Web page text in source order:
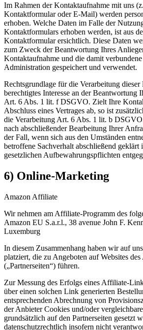
Im Rahmen der Kontaktaufnahme mit uns
Kontaktformular oder E-Mail) werden
erhoben. Welche Daten im Falle der
Kontaktformulars erhoben werden, ist aus
Kontaktformular ersichtlich. Diese Daten
zum Zweck der Beantwortung Ihres
Kontaktaufnahme und die damit
Administration gespeichert und verwendet.
Rechtsgrundlage für die Verarbeitung dieser
berechtigtes Interesse an der Beantwortung
Art. 6 Abs. 1 lit. f DSGVO. Zielt Ihre
Abschluss eines Vertrages ab, so ist
die Verarbeitung Art. 6 Abs. 1 lit. b
nach abschließender Bearbeitung Ihrer
der Fall, wenn sich aus den Umständen
betroffene Sachverhalt abschließend geklärt
gesetzlichen Aufbewahrungspflichten
6) Online-Marketing
Amazon Affiliate
Wir nehmen am Affiliate-Programm des
Amazon EU S.a.r.l., 38 avenue John F.
Luxemburg
In diesem Zusammenhang haben wir auf
platziert, die zu Angeboten auf Websites
(„Partnerseiten“) führen.
Zur Messung des Erfolgs eines Affiliate-
über einen solchen Link generierten
entsprechenden Abrechnung von
der Anbieter Cookies und/oder
grundsätzlich auf den Partnerseiten gesetzt
datenschutzrechtlich insofern nicht